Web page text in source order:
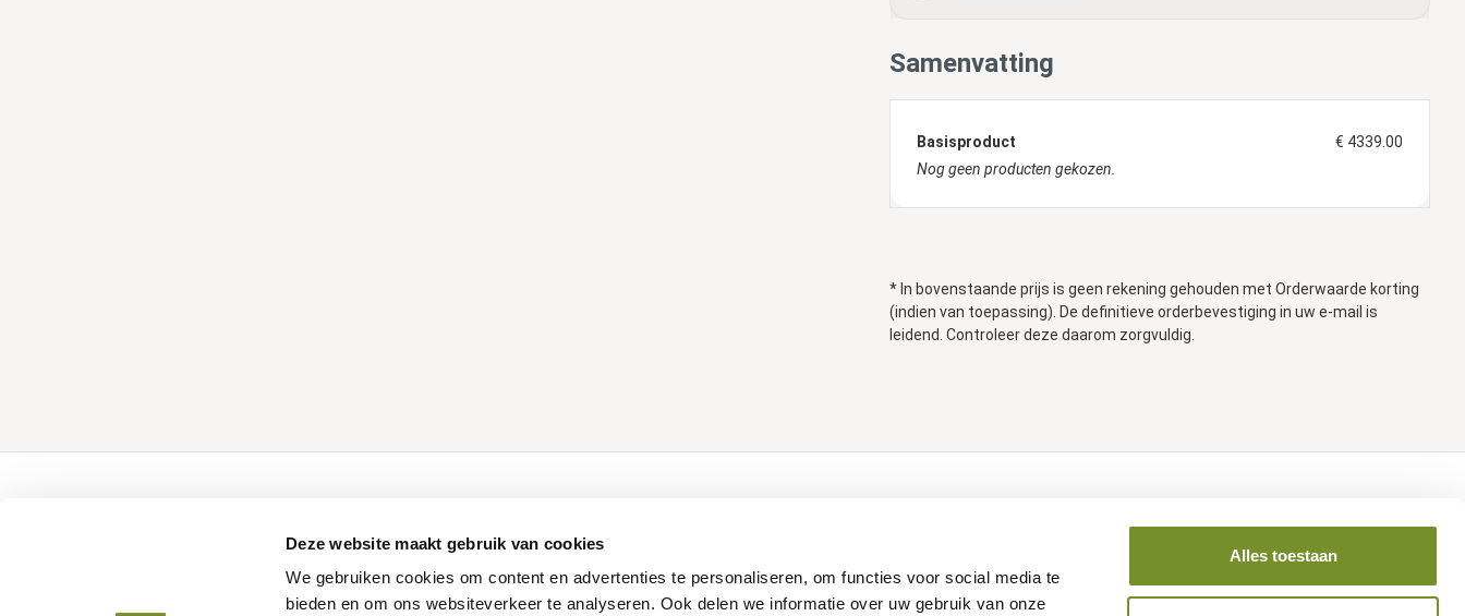
Deze website maakt gebruik van cookies
We gebruiken cookies om content en advertenties te personaliseren, om functies voor social media te
bieden en om ons websiteverkeer te analyseren. Ook delen we informatie over uw gebruik van onze
Alles toestaan
Samenvatting
Basisproduct
€ 4339.00
Nog geen producten gekozen.
* In bovenstaande prijs is geen rekening gehouden met Orderwaarde korting
(indien van toepassing). De definitieve orderbevestiging in uw e-mail is
leidend. Controleer deze daarom zorgvuldig.
Catalogus
Login Dealershop
Volg ons op social media